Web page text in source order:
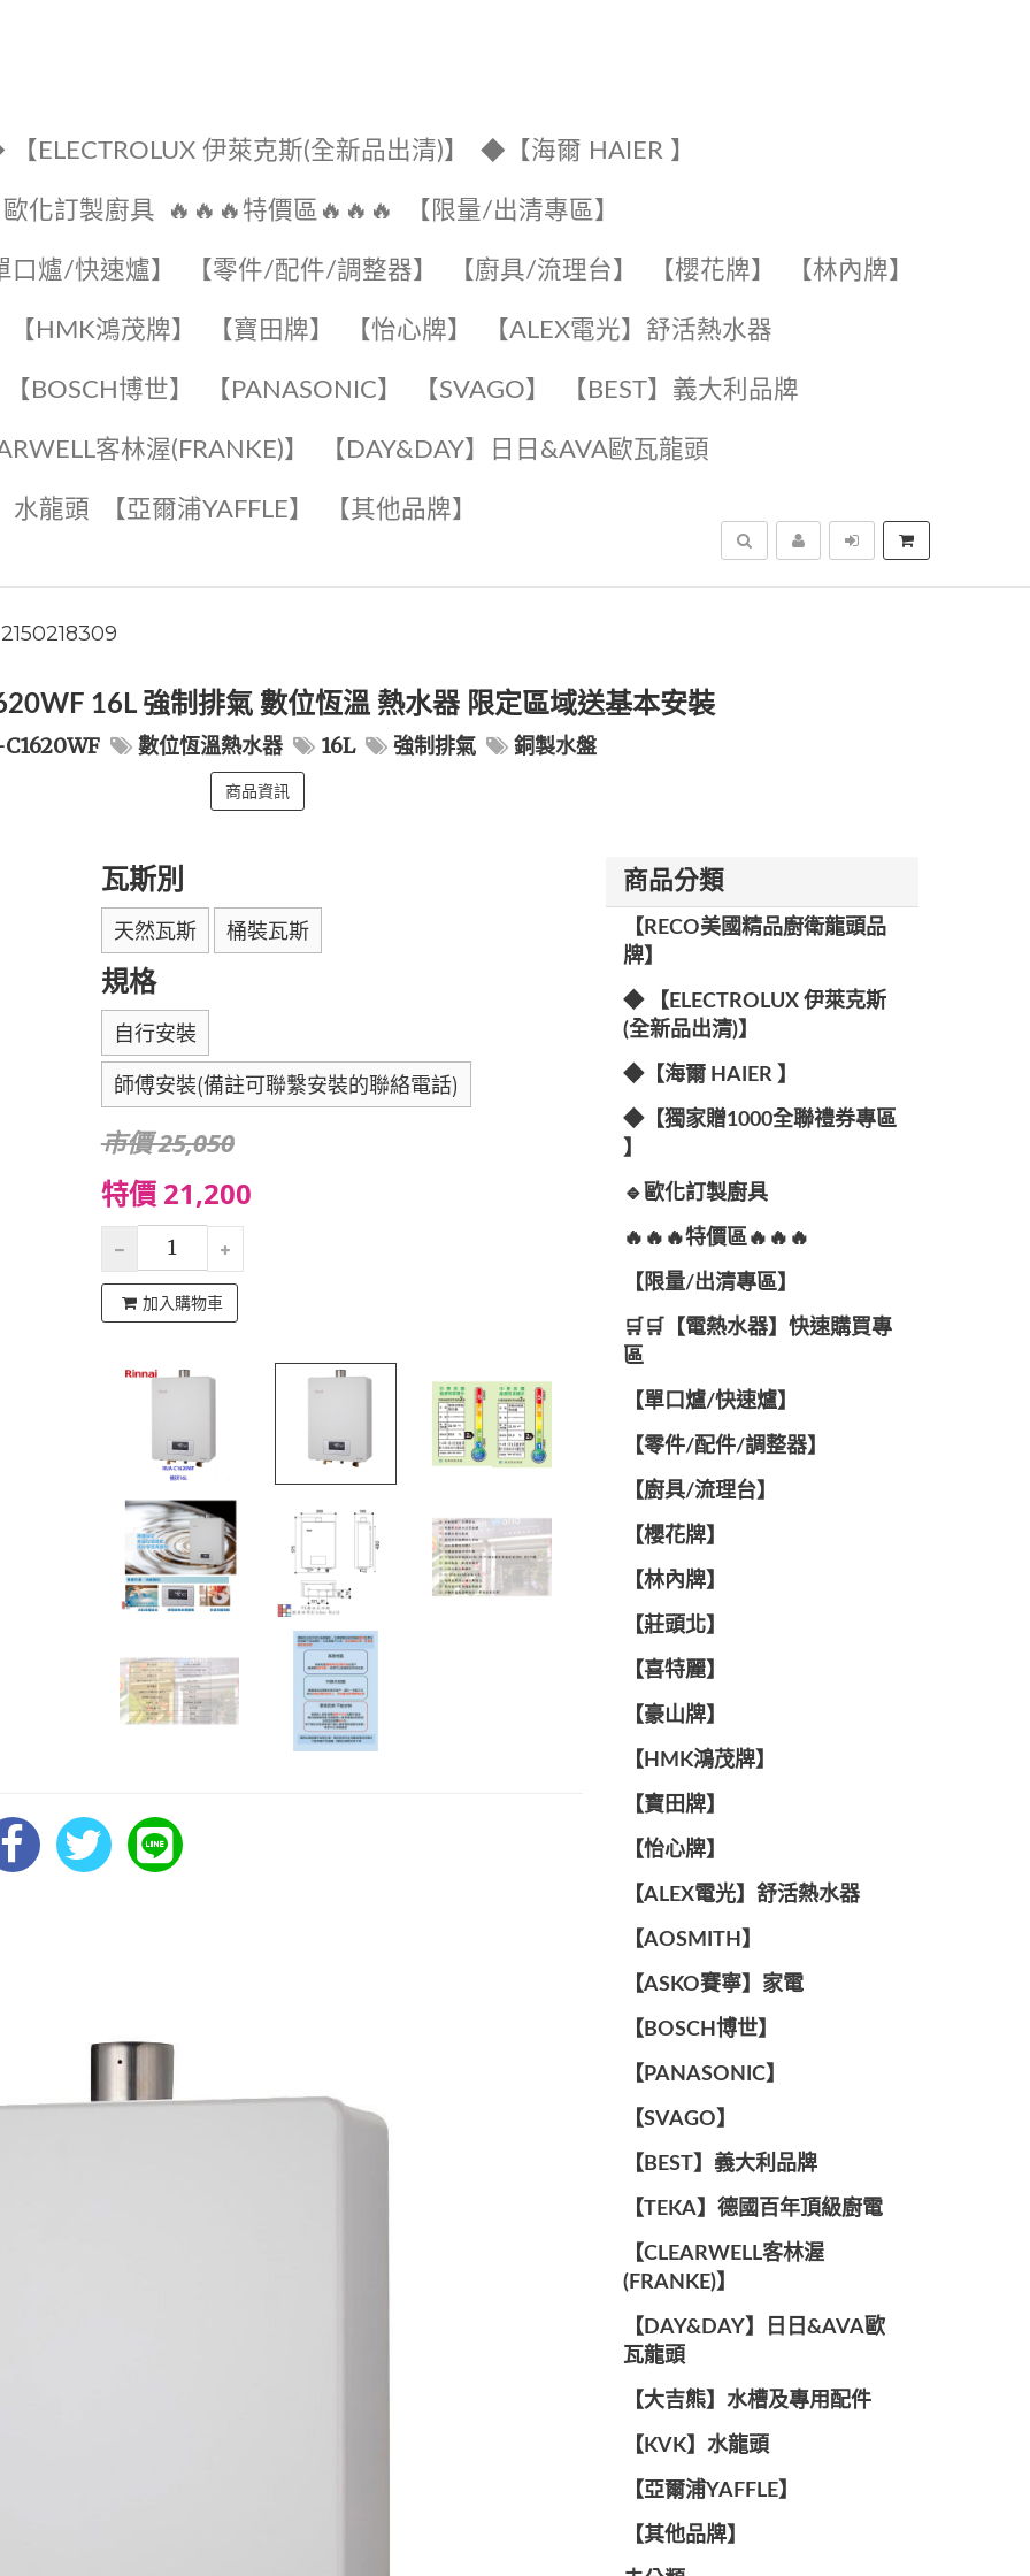
ELECTROLUX 伊萊克斯(全新品出清)】 ◆【海爾 HAIER 】
化訂製廚具 🔥🔥🔥特價區🔥🔥🔥 【限量/出清專區】
口爐/快速爐】 【零件/配件/調整器】 【廚具/流理台】 【櫻花牌】 【林內牌】
【HMK鴻茂牌】 【寶田牌】 ️【怡心牌】️ ️️【ALEX電光】舒活熱水器️️
【BOSCH博世】 ️【PANASONIC】️ ️【SVAGO】️ ️【BEST】️義大利品牌
客林渥(FRANKE)】️ ️【DAY&DAY】️日日&AVA歐瓦龍頭
水龍頭️ 【亞爾浦YAFFLE】 ️【其他品牌】️
搜尋
2150218309
16L 強制排氣 數位恆溫 熱水器 限定區域送基本安裝
數位恆溫熱水器 16L 強制排氣 銅製水盤
商品資訊
瓦斯別
天然瓦斯 桶裝瓦斯
規格
自行安裝
師傅安裝(備註可聯繫安裝的聯絡電話)
市價 25,050
特價 21,200
加入購物車
商品分類
【RECO美國精品廚衛龍頭品
牌】
◆ 【ELECTROLUX 伊萊克斯
(全新品出清)】
◆【海爾 HAIER 】
◆【獨家贈1000全聯禮券專區
】
🔹歐化訂製廚具
🔥🔥🔥特價區🔥🔥🔥
【限量/出清專區】
🛒🛒【電熱水器】快速購買專
區
【單口爐/快速爐】
【零件/配件/調整器】
【廚具/流理台】
【櫻花牌】
【林內牌】
【莊頭北】
【喜特麗】
【豪山牌】
【HMK鴻茂牌】
【寶田牌】
️【怡心牌】️
️️【ALEX電光】舒活熱水器️️
【AOSMITH】
【ASKO賽寧】家電
【BOSCH博世】
️【PANASONIC】️
️【SVAGO】️
️【BEST】️義大利品牌
️【TEKA】️德國百年頂級廚電
️【CLEARWELL客林渥
(FRANKE)】️
️【DAY&DAY】️日日&AVA歐
瓦龍頭
【大吉熊】水槽及專用配件
️【KVK】水龍頭️
【亞爾浦YAFFLE】
️【其他品牌】️